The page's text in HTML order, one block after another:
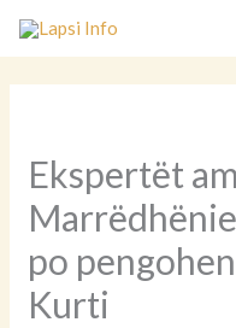
Ekspertët
po
Kurti